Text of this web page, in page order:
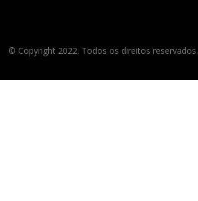
© Copyright 2022. Todos os direitos reservados.